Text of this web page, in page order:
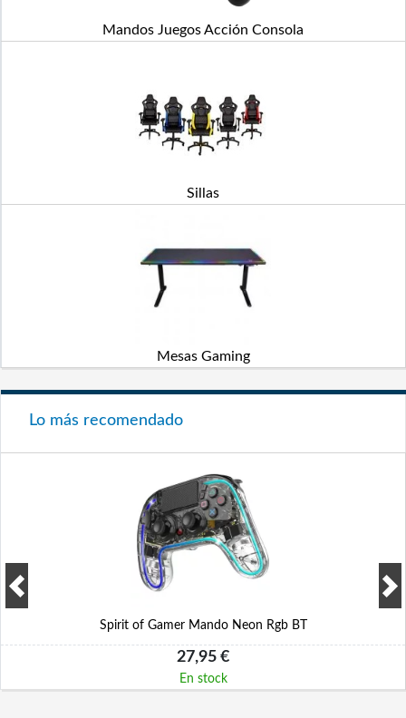
Mandos Juegos Acción Consola
Sillas
Mesas Gaming
Lo más recomendado
Spirit of Gamer Mando Neon Rgb BT
27,95 €
En stock